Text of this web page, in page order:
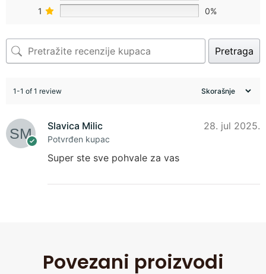
1
0%
Pretraga
1-1 of 1 review
Slavica Milic
Potvrđen kupac
28. jul 2025.
Super ste sve pohvale za vas
Povezani proizvodi